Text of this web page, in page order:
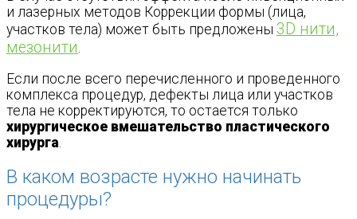
и лазерных методов Коррекции формы (лица,
участков тела) может быть предложены 3D нити,
мезонити
Если после всего перечисленного и проведенного
комплекса процедур, дефекты лица или участков
тела не корректируются, то остается только
хирургическое вмешательство пластического
хирурга
В каком возрасте нужно начинать
процедуры?